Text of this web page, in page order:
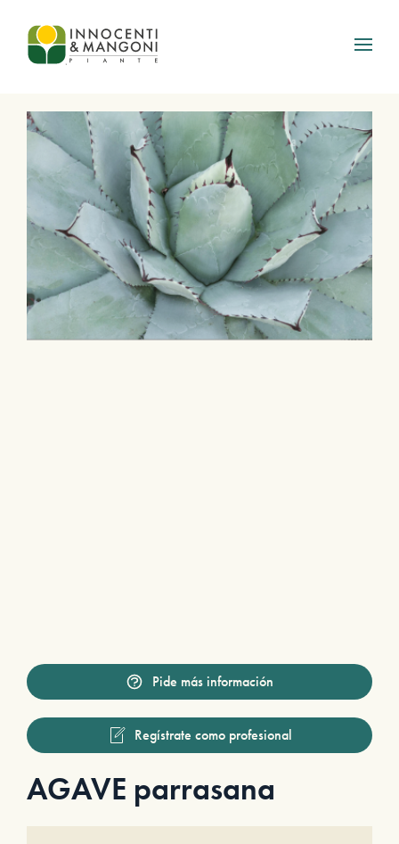
Skip to main content
Pide más información
Regístrate como profesional
AGAVE parrasana